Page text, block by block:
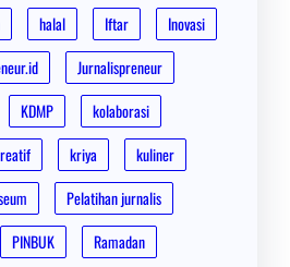
halal Iftar
Inovasi
Jurnalispreneur
KDMP
kolaborasi
kriya
kuliner
Pelatihan jurnalis
PINBUK
Ramadan